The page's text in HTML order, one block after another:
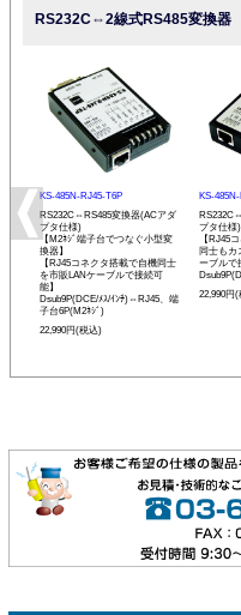
RS232C⇔2線式RS485変換器
KS-485N-RJ45-T6P
RS232C⇔RS485変換器(ACアダ
プタ仕様)
【M2ﾈｼﾞ端子台でつなぐ小型変
換器】
【RJ45コネクタ搭載で自機同士
を市販LANケーブルで接続可
能】
Dsub9P(DCE/ﾒｽ/ｲﾝﾁ)⇔RJ45、端
子台6P(M2ﾈｼﾞ)
22,990円(税込)
KS-
プタ仕様)
【RJ45
同士もカ
ーブルで
22,990円